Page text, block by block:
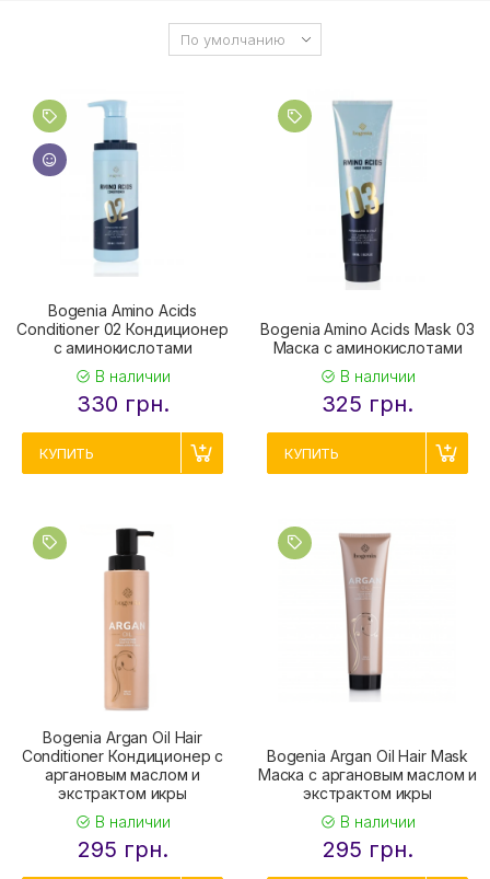
Bogenia Amino Acids
Conditioner 02 Кондиционер
с аминокислотами
В наличии
330 грн.
КУПИТЬ
Bogenia Amino Acids Mask 03
Маска с аминокислотами
В наличии
325 грн.
КУПИТЬ
Bogenia Argan Oil Hair
Conditioner Кондиционер с
аргановым маслом и
экстрактом икры
В наличии
295 грн.
Bogenia Argan Oil Hair Mask
Маска с аргановым маслом и
экстрактом икры
В наличии
295 грн.